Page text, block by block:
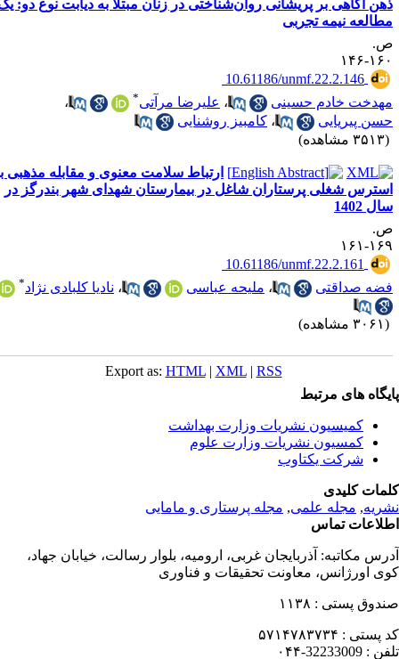
آگاهی بر پریشانی روان‌شناختی در زنان مبتلا به دیابت نوع دو: یک
نیمه تجربی
۱۴۶
‎ 10.61186/unmf.22.2.146
خادم حسینی
،علیرضا مرآتی
،
پیریایی
،کامبیز روشنایی
ارتباط سلامت معنوی و مقابله مذهبی با
شغلی پرستاران شاغل در بیمارستان شهدای شهر بندرگز در
1402
۱۶۱
‎ 10.61186/unmf.22.2.161
صداقتی
،ملیحه عباسی ،نادیا کلبادی نژاد *
Export as:HTML |XML|RSS
های مرتبط
کمیسیون نشریات وزارت بهداشت
کمسیون نشریات وزارت علوم
شرکت یکتاوب
کلیدی
,مجله علمی, مجله پرستاری و مامایی
تماس
مکاتبه:آذربایجان غربی، ارومیه، بلوار رسالت، خیابان جهاد،
اورژانس، معاونت تحقیقات و فناوری
پستی : ۱۱۳۸
پستی : ۵۷۱۴۷۸۳۷۳۴
: 32233009-۰۴۴